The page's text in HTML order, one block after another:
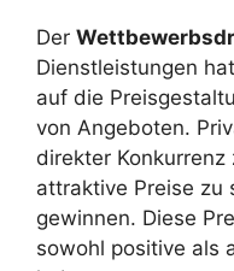
Der
Dienstleistungen
auf die
von Angeboten.
direkter
attraktive Preise zu
gewinnen. Diese
sowohl positive als